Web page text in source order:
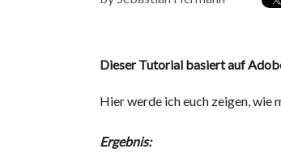
Dieser Tutorial basiert auf
Hier werde ich euch zeigen, wie
Ergebnis: